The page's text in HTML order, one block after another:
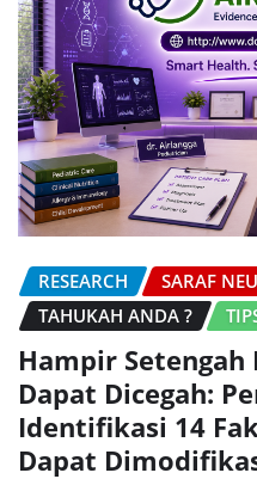
RESEARCH
SARAF
TAHUKAH ANDA ?
Hampir Setengah
Dapat Dicegah:
Identifikasi 14
Dapat